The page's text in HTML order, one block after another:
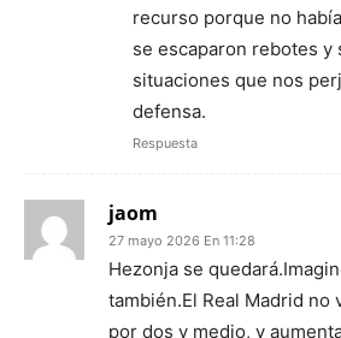
recurso porque no
se escaparon rebotes y
situaciones que nos
defensa.
Respuesta
jaom
27 mayo 2026 En 11:28
Hezonja se
también.El Real Madrid no
por dos y medio, y